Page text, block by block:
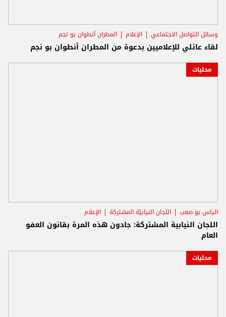
وسائل التواصل الاجتماعي الإعلام المطران أنطوان بو نجم
لقاء عائلي للإعلاميين بدعوة من المطران أنطوان بو نجم
محليات
الياس بو صعب اللجان النيابيّة المشتركة الإعلام
اللجان النيابية المشتركة: جادون هذه المرة بقانون العفو
العام
محليات